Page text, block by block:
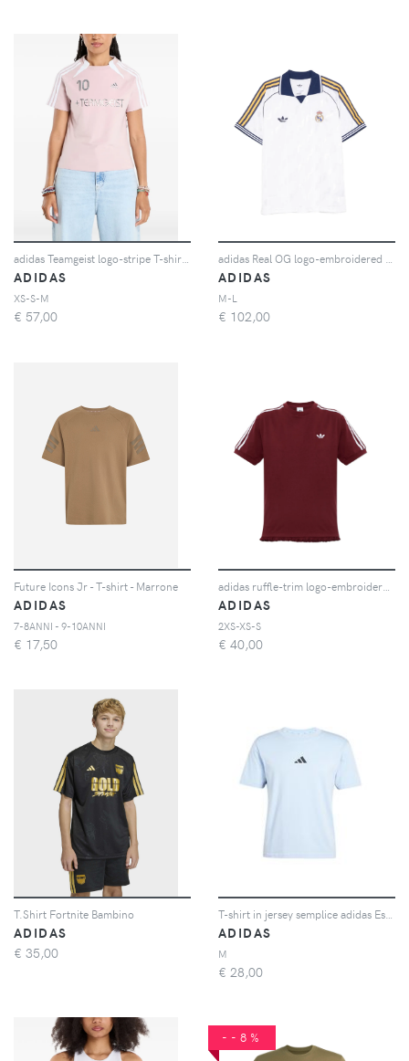
ADIDAS
XS-S-M
€ 57,00
ADIDAS
M-L
€ 102,00
Future Icons Jr - T-shirt - Marrone
ADIDAS
7-8ANNI - 9-10ANNI
€ 17,50
ADIDAS
2XS-XS-S
€ 40,00
T.Shirt Fortnite Bambino
ADIDAS
€ 35,00
ADIDAS
M
€ 28,00
--8%